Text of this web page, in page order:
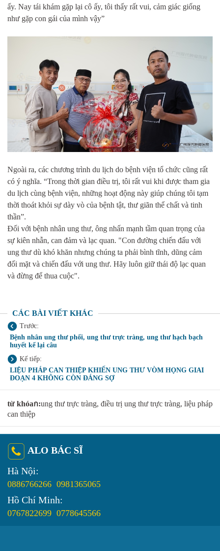
ấy. Nay tái khám gặp lại cô ấy, tôi thấy rất vui, cảm giác giống
như gặp con gái của mình vậy”
Ngoài ra, các chương trình du lịch do bệnh viện tổ chức cũng rất
có ý nghĩa. “Trong thời gian điều trị, tôi rất vui khi được tham gia
du lịch cùng bệnh viện, những hoạt động này giúp chúng tôi tạm
thời thoát khỏi sự dày vò của bệnh tật, thư giãn thể chất và tinh
thần”.
Đối với bệnh nhân ung thư, ông nhấn mạnh tầm quan trọng của
sự kiên nhẫn, can đảm và lạc quan. "Con đường chiến đấu với
ung thư dù khó khăn nhưng chúng ta phải bình tĩnh, dũng cảm
đối mặt và chiến đấu với ung thư. Hãy luôn giữ thái độ lạc quan
và đừng để thua cuộc".
CÁC BÀI VIẾT KHÁC
Trước:
Bệnh nhân ung thư phổi, ung thư trực tràng, ung thư hạch bạch
huyết kể lại câu
Kế tiếp:
LIỆU PHÁP CAN THIỆP KHIẾN UNG THƯ VÒM HỌNG GIAI
ĐOẠN 4 KHÔNG CÒN ĐÁNG SỢ
từ khóaก:ung thư trực tràng, điều trị ung thư trực tràng, liệu pháp
can thiệp
ALO BÁC SĨ
Hà Nội:
0886766266 0981365065
Hồ Chí Minh:
0767822699 0778645566